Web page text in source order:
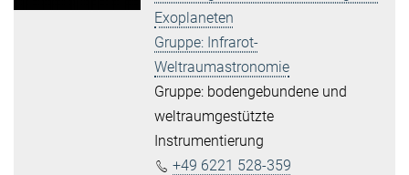
Exoplaneten
Gruppe: Infrarot-
Weltraumastronomie
Gruppe: bodengebundene und
weltraumgestützte
Instrumentierung
+49 6221 528-359